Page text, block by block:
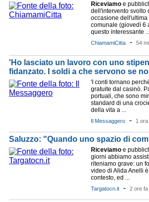
Riceviamo e
dell'intervento svolto
occasione
comunale (giovedì 6
questo interessante
ChiamamiCitta - 54
'Ho lasciato un lavoro con uno
fidanzato. I soldi a che servono se
'I conti tornano
gratuite dal casinò.
portuali, che sono
standard di una
della vita a ...
Il Messaggero - 1 ora
Saluzzo: "Quando uno spazio di
Riceviamo e
giorni abbiamo
riteniamo grave: un
video di Alida Anelli
contesto, ed ...
Targatocn.it - 2 ore fa